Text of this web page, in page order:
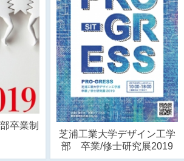
卒業制
芝浦工業大学デザイン工学
部 卒業/修士研究展2019